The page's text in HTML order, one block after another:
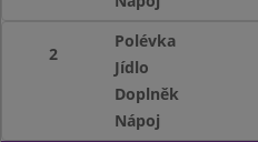
2
Polévka
Jídlo
Doplněk
Nápoj